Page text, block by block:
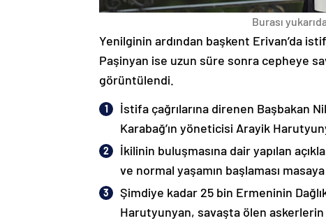
Burası
Yenilginin ardından başkent Erivan’da
Paşinyan ise uzun süre sonra cepheye
görüntülendi.
İstifa çağrılarına direnen Başbakan
Karabağ’ın yöneticisi Arayik
İkilinin buluşmasına dair yapılan
ve normal yaşamın başlaması masaya
Şimdiye kadar 25 bin Ermeninin
Harutyunyan, savaşta ölen